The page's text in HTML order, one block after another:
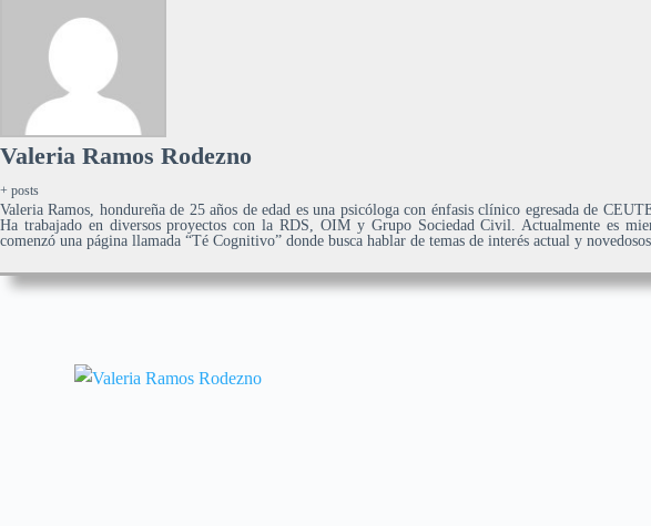
Valeria Ramos Rodezno
+ posts
Valeria Ramos, hondureña de 25 años de edad es una psicóloga con énfasis clínico egresada de
Ha trabajado en diversos proyectos con la RDS, OIM y Grupo Sociedad Civil. Actualmente es
comenzó una página llamada “Té Cognitivo” donde busca hablar de temas de interés actual y